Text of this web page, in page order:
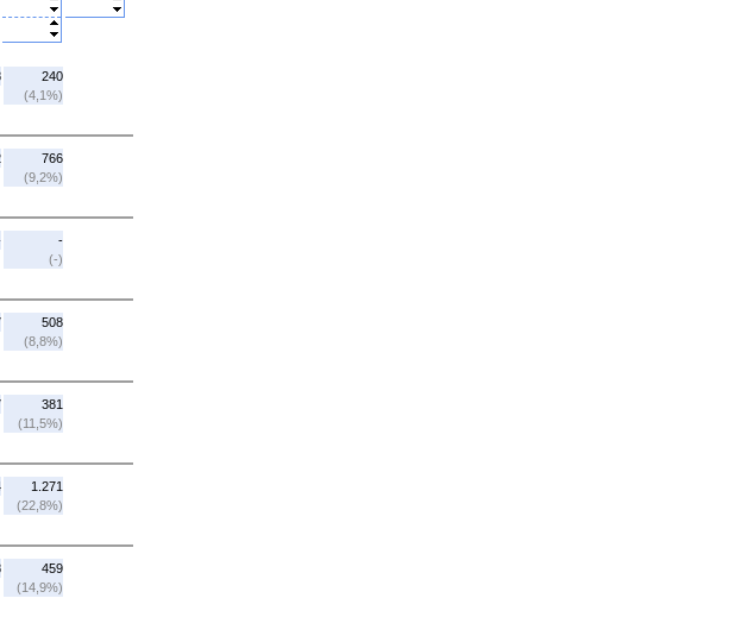
240
(4,1%)
766
(9,2%)
-
(-)
508
(8,8%)
381
(11,5%)
1.271
(22,8%)
459
(14,9%)